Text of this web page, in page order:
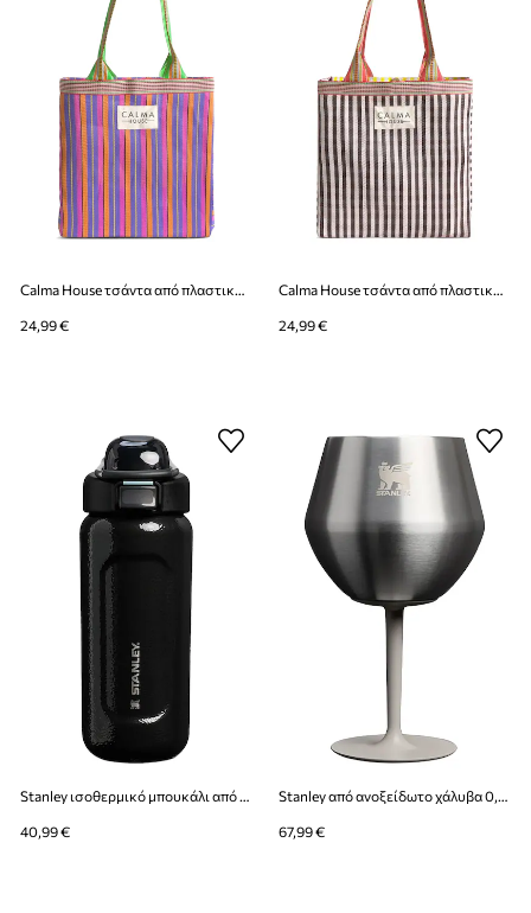
Calma House τσάντα από πλαστικό 35 x 35 x 12 cm
24,99 €
Calma House τσάντα από πλαστικό 35 x 35 x 12 cm
24,99 €
Stanley ισοθερμικό μπουκάλι από ανοξείδωτο χάλυβα Classic Wellspring 0,47l
40,99 €
Stanley από ανοξείδωτο χάλυβα 0,4 l
67,99 €